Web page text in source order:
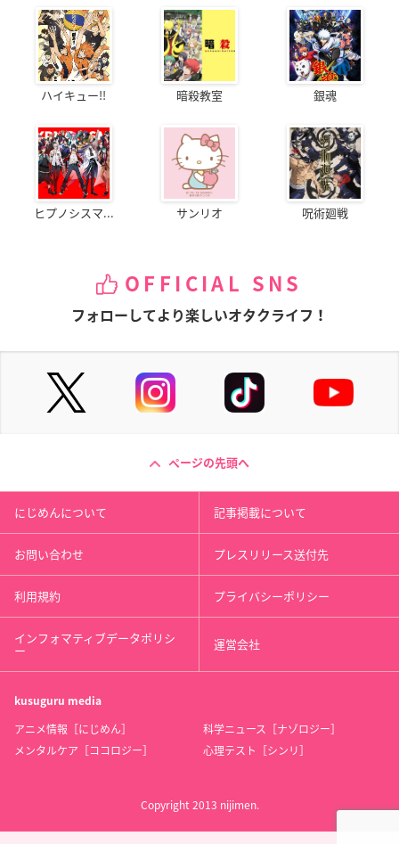
ハイキュー!! 暗殺教室 銀魂
ヒプノシスマ... サンリオ 呪術廻戦
OFFICIAL SNS
フォローしてより楽しいオタクライフ！
ページの先頭へ
にじめんについて 記事掲載について
お問い合わせ プレスリリース送付先
利用規約 プライバシーポリシー
インフォマティブデータポリシ
ー 運営会社
kusuguru media
アニメ情報［にじめん］
科学ニュース［ナゾロジー］
メンタルケア［ココロジー］
心理テスト［シンリ］
Copyright 2013 nijimen.